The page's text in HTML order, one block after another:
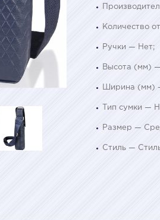
Количество
Ручки — Нет;
Высота (мм)
Ширина (мм)
Тип сумки —
Размер —
Стиль —